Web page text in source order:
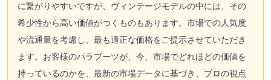
に繋がりやすいですが、ヴィンテージモデルの中には、その
希少性から高い価値がつくものもあります。市場での人気度
や流通量を考慮し、最も適正な価格をご提示させていただき
ます。お客様のパラブーツが、今、市場でどれほどの価値を
持っているのかを、最新の市場データに基づき、プロの視点